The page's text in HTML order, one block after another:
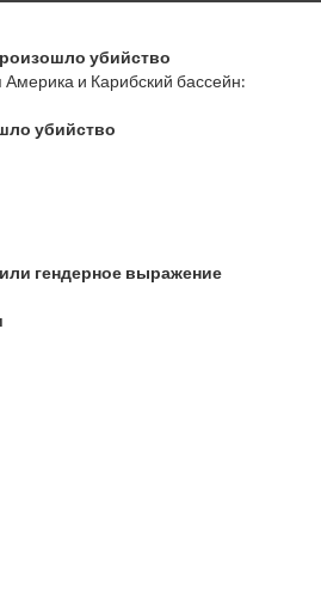
убийство
и Карибский бассейн:
убийство
гендерное выражение